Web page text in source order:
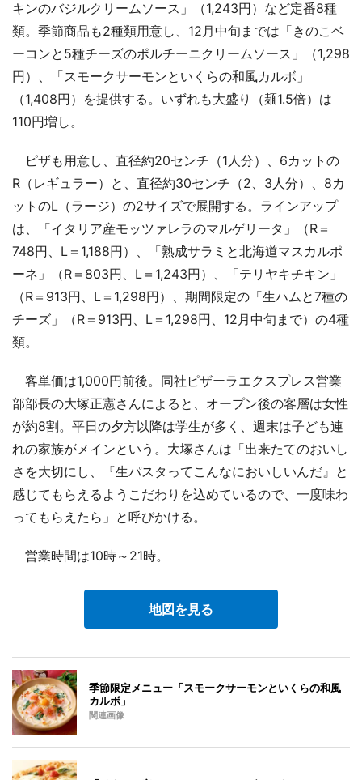
キンのバジルクリームソース」（1,243円）など定番8種
類。季節商品も2種類用意し、12月中旬までは「きのこベ
ーコンと5種チーズのポルチーニクリームソース」（1,298
円）、「スモークサーモンといくらの和風カルボ」
（1,408円）を提供する。いずれも大盛り（麺1.5倍）は
110円増し。
ピザも用意し、直径約20センチ（1人分）、6カットの
R（レギュラー）と、直径約30センチ（2、3人分）、8カ
ットのL（ラージ）の2サイズで展開する。ラインアップ
は、「イタリア産モッツァレラのマルゲリータ」（R＝
748円、L＝1,188円）、「熟成サラミと北海道マスカルポ
ーネ」（R＝803円、L＝1,243円）、「テリヤキチキン」
（R＝913円、L＝1,298円）、期間限定の「生ハムと7種の
チーズ」（R＝913円、L＝1,298円、12月中旬まで）の4種
類。
客単価は1,000円前後。同社ピザーラエクスプレス営業
部部長の大塚正憲さんによると、オープン後の客層は女性
が約8割。平日の夕方以降は学生が多く、週末は子ども連
れの家族がメインという。大塚さんは「出来たてのおいし
さを大切にし、『生パスタってこんなにおいしいんだ』と
感じてもらえるようこだわりを込めているので、一度味わ
ってもらえたら」と呼びかける。
営業時間は10時～21時。
地図を見る
季節限定メニュー「スモークサーモンといくらの和風
カルボ」
関連画像